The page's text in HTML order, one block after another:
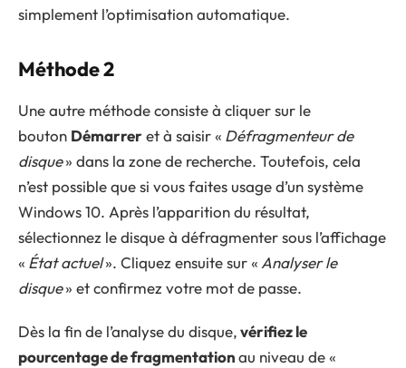
simplement l’optimisation automatique.
Méthode 2
Une autre méthode consiste à cliquer sur le
bouton Démarreret à saisir « Défragmenteur de
disque» dans la zone de recherche. Toutefois, cela
n’est possible que si vous faites usage d’un système
Windows 10. Après l’apparition du résultat,
sélectionnez le disque à défragmenter sous l’affichage
« État actuel». Cliquez ensuite sur « Analyser le
disque» et confirmez votre mot de passe.
Dès la fin de l’analyse du disque,vérifiez le
pourcentage de fragmentationau niveau de «